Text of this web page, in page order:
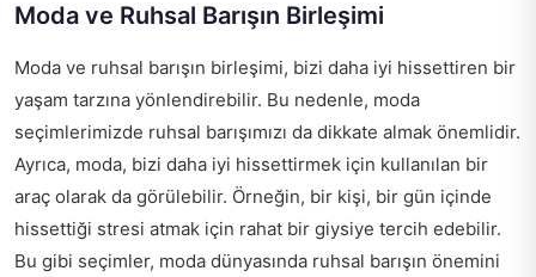
Moda ve Ruhsal Barışın Birleşimi
Moda ve ruhsal barışın birleşimi, bizi daha iyi hissettiren bir
yaşam tarzına yönlendirebilir. Bu nedenle, moda
seçimlerimizde ruhsal barışımızı da dikkate almak önemlidir.
Ayrıca, moda, bizi daha iyi hissettirmek için kullanılan bir
araç olarak da görülebilir. Örneğin, bir kişi, bir gün içinde
hissettiği stresi atmak için rahat bir giysiye tercih edebilir.
Bu gibi seçimler, moda dünyasında ruhsal barışın önemini